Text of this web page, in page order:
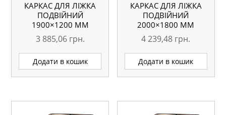
КАРКАС ДЛЯ ЛІЖКА
ПОДВІЙНИЙ
1900×1200 ММ
3 885,06 грн.
Додати в кошик
КАРКАС ДЛЯ ЛІЖКА
ПОДВІЙНИЙ
2000×1800 ММ
4 239,48 грн.
Додати в кошик